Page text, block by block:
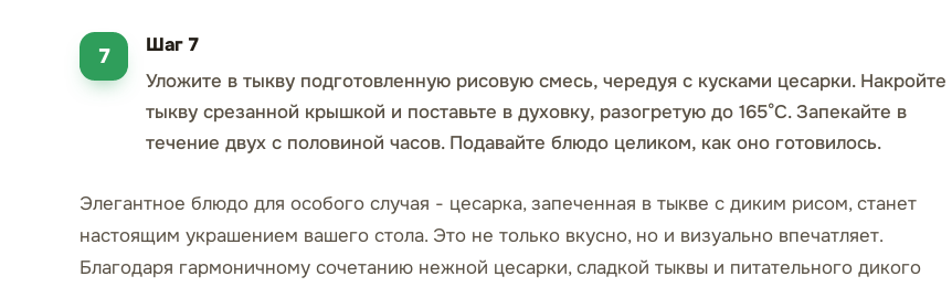
Шаг 7
Уложите в тыкву подготовленную рисовую смесь, чередуя с кусками цесарки. Накройте
тыкву срезанной крышкой и поставьте в духовку, разогретую до 165°С. Запекайте в
течение двух с половиной часов. Подавайте блюдо целиком, как оно готовилось.
Элегантное блюдо для особого случая - цесарка, запеченная в тыкве с диким рисом, станет
настоящим украшением вашего стола. Это не только вкусно, но и визуально впечатляет.
Благодаря гармоничному сочетанию нежной цесарки, сладкой тыквы и питательного дикого